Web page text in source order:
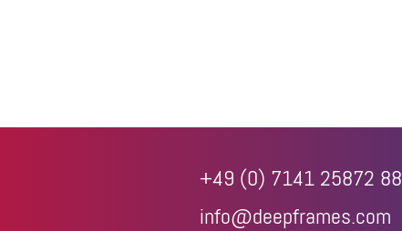
+49 (0) 7141 25872 88
info@deepframes.com